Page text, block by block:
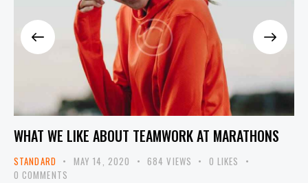
WHAT WE LIKE ABOUT TEAMWORK AT MARATHONS
STANDARD MAY 14, 2020 684 VIEWS 0 LIKES
0 COMMENTS